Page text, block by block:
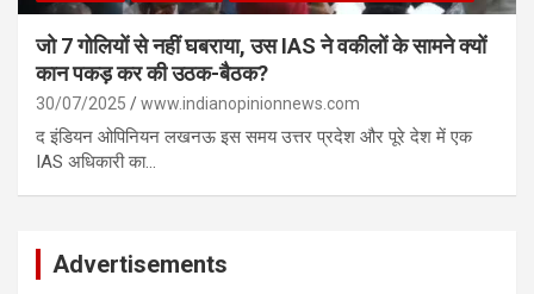
जो 7 गोलियों से नहीं घबराया, उस IAS ने वकीलों के सामने क्यों
कान पकड़ कर की उठक-बैठक?
30/07/2025 www.indianopinionnews.com
द इंडियन ओपिनियन लखनऊ इस समय उत्तर प्रदेश और पूरे देश में एक
IAS अधिकारी का…
Advertisements